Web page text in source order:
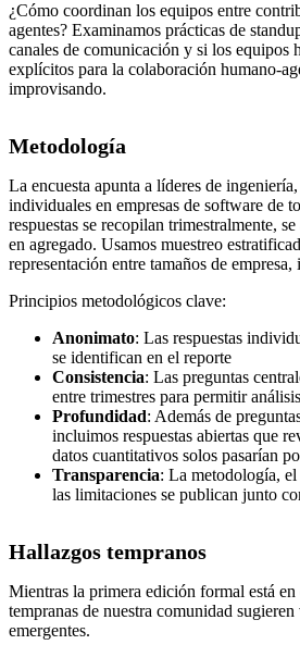
¿Cómo coordinan los equipos entre
agentes? Examinamos prácticas de
canales de comunicación y si los equipos
explícitos para la colaboración humano-
improvisando.
Metodología
La encuesta apunta a líderes de
individuales en empresas de software de
respuestas se recopilan trimestralmente,
en agregado. Usamos muestreo
representación entre tamaños de
Principios metodológicos clave:
Anonimato: Las respuestas
se identifican en el reporte
Consistencia: Las preguntas
entre trimestres para permitir
Profundidad: Además de
incluimos respuestas abiertas que
datos cuantitativos solos pasarían
Transparencia: La metodología,
las limitaciones se publican junto
Hallazgos tempranos
Mientras la primera edición formal está en
tempranas de nuestra comunidad
emergentes.